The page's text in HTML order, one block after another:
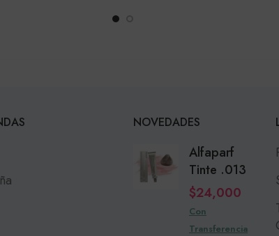
NOVEDADES
Alfaparf
Tinte .013
$24,000
Con
Transferencia